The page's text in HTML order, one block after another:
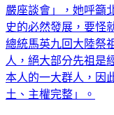
嚴座談會」，她呼籲
史的必然發展，要怪
總統馬英九回大陸祭
人，絕大部分先祖是
本人的一大群人，因
土、主權完整」。